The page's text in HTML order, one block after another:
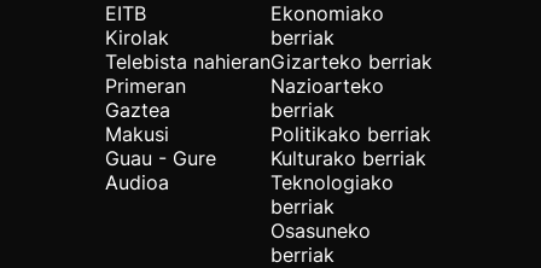
EITB
Kirolak
Telebista nahieran
Primeran
Gaztea
Makusi
Guau - Gure
Audioa
Ekonomiako
berriak
Gizarteko berriak
Nazioarteko
berriak
Politikako berriak
Kulturako berriak
Teknologiako
berriak
Osasuneko
berriak